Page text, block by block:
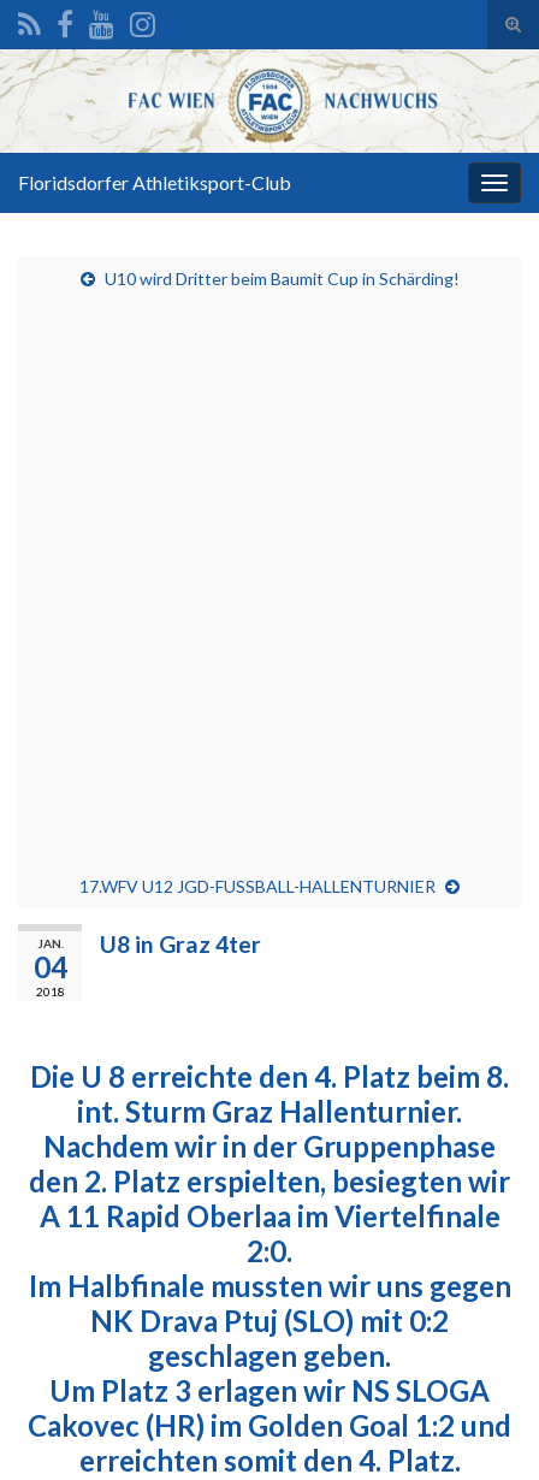
Search for:
Floridsdorfer Athletiksport-Club
U10 wird Dritter beim Baumit Cup in Schärding!
17.WFV U12 JGD-FUSSBALL-HALLENTURNIER
JAN.
04
2018
U8 in Graz 4ter
Die U 8 erreichte den 4. Platz beim 8.
int. Sturm Graz Hallenturnier.
Nachdem wir in der Gruppenphase
den 2. Platz erspielten, besiegten wir
A 11 Rapid Oberlaa im Viertelfinale
2:0.
Im Halbfinale mussten wir uns gegen
NK Drava Ptuj (SLO) mit 0:2
geschlagen geben.
Um Platz 3 erlagen wir NS SLOGA
Cakovec (HR) im Golden Goal 1:2 und
erreichten somit den 4. Platz.